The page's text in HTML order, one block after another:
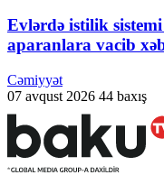
Evlərdə istilik
aparanlara vacib
Cəmiyyət
07 avqust 2026 44 baxış